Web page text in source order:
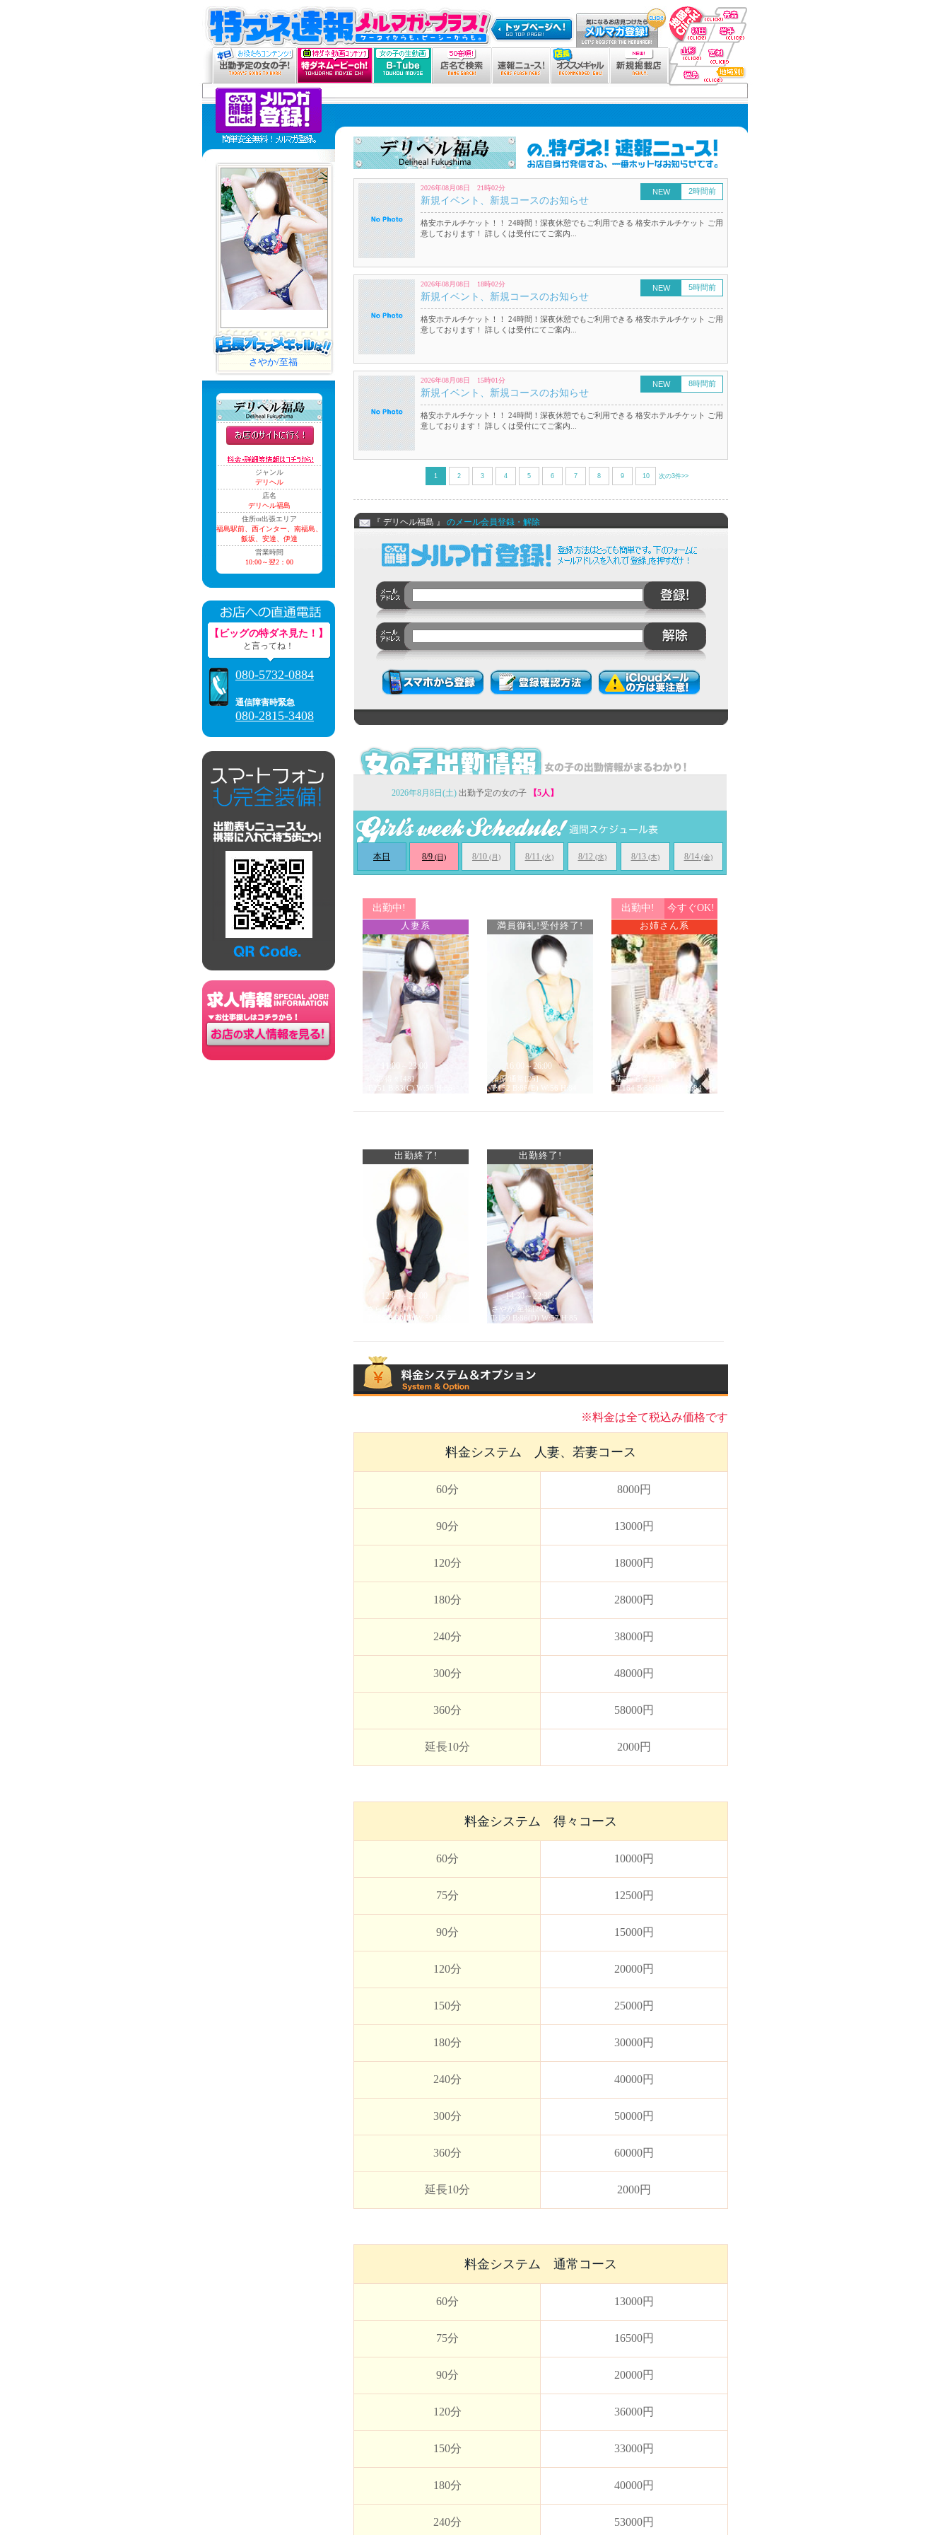
さやか/至福
ジャンル
デリヘル
店名
デリヘル福島
住所or出張エリア
福島駅前、西インター、南福島、
飯坂、安達、伊達
営業時間
10:00～翌2：00
【ビッグの特ダネ見た！】
と言ってね！
080-5732-0884
通信障害時緊急
080-2815-3408
NEW 2時間前
2026年08月08日 21時02分
新規イベント、新規コースのお知らせ
格安ホテルチケット！！ 24時間！深夜休憩でもご利用できる 格安ホテルチケット ご用
意しております！ 詳しくは受付にてご案内...
NEW 5時間前
2026年08月08日 18時02分
新規イベント、新規コースのお知らせ
格安ホテルチケット！！ 24時間！深夜休憩でもご利用できる 格安ホテルチケット ご用
意しております！ 詳しくは受付にてご案内...
NEW 8時間前
2026年08月08日 15時01分
新規イベント、新規コースのお知らせ
格安ホテルチケット！！ 24時間！深夜休憩でもご利用できる 格安ホテルチケット ご用
意しております！ 詳しくは受付にてご案内...
1 2 3 4 5 6 7 8 9 10 次の3件>>
2026年8月8日(土) 出勤予定の女の子 【5人】
本日 8/9 (日) 8/10 (月) 8/11 (火) 8/12 (水) 8/13(木) 8/14(金)
出勤中!
人妻系
11:00～23:00
小花/得々[48]
T:151 B:83(C) W:56 H:86
満員御礼!受付終了!
16:00～26:00
指原/通常[25]
T:152 B:86(E) W:56 H:84
出勤中!
今すぐOK!
お姉さん系
18:30～24:00
広末/通常[23]
T:164 B:88(D) W:58 H:84
出勤終了!
12:00～22:00
さら/得々[30]
T:155 B:89(F) W:59 H:88
出勤終了!
14:30～22:30
さやか/至福[28]
T:159 B:86(D) W:57 H:85
※料金は全て税込み価格です
料金システム 人妻、若妻コース
60分 8000円
90分 13000円
120分 18000円
180分 28000円
240分 38000円
300分 48000円
360分 58000円
延長10分 2000円
料金システム 得々コース
60分 10000円
75分 12500円
90分 15000円
120分 20000円
150分 25000円
180分 30000円
240分 40000円
300分 50000円
360分 60000円
延長10分 2000円
料金システム 通常コース
60分 13000円
75分 16500円
90分 20000円
120分 36000円
150分 33000円
180分 40000円
240分 53000円